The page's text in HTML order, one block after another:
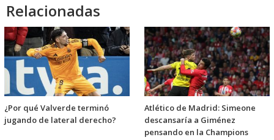
Relacionadas
¿Por qué Valverde terminó
jugando de lateral derecho?
Atlético de Madrid: Simeone
descansaría a Giménez
pensando en la Champions